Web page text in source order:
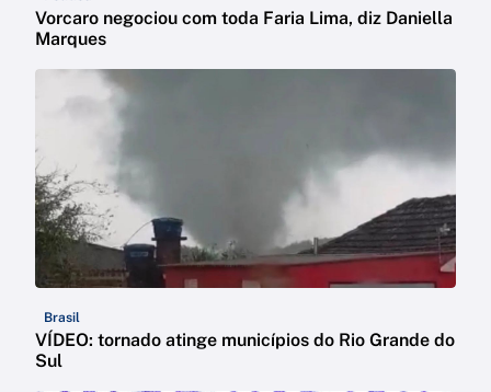
Vorcaro negociou com toda Faria Lima, diz Daniella
Marques
Brasil
VÍDEO: tornado atinge municípios do Rio Grande do
Sul